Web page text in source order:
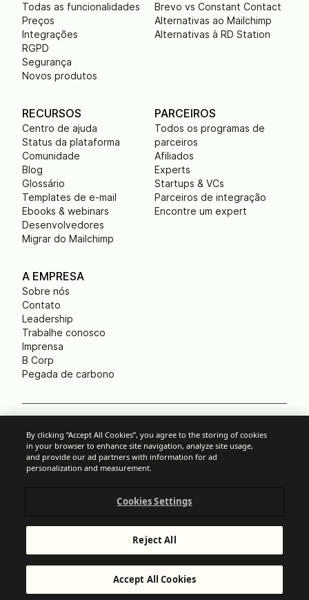
Todas as funcionalidades
Preços
Integrações
RGPD
Segurança
Novos produtos
Brevo vs Constant Contact
Alternativas ao Mailchimp
Alternativas à RD Station
RECURSOS
Centro de ajuda
Status da plataforma
Comunidade
Blog
Glossário
Templates de e-mail
Ebooks & webinars
Desenvolvedores
Migrar do Mailchimp
PARCEIROS
Todos os programas de
parceiros
Afiliados
Experts
Startups & VCs
Parceiros de integração
Encontre um expert
A EMPRESA
Sobre nós
Contato
Leadership
Trabalhe conosco
Imprensa
B Corp
Pegada de carbono
Cookies
Política anti-spam
Política de privacidade
Termos e Condições
Divulgação responsável
By clicking “Accept All Cookies”, you agree to the storing of cookies
in your browser to enhance site navigation, analyze site usage,
and provide our ad partners with information for ad
personalization and measurement.
Cookies Settings
Reject All
Accept All Cookies